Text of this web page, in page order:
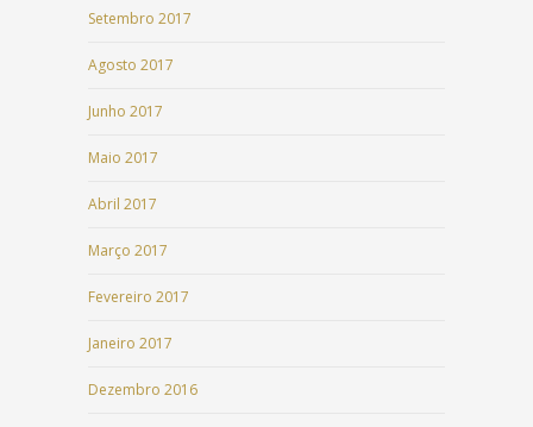
Setembro 2017
Agosto 2017
Junho 2017
Maio 2017
Abril 2017
Março 2017
Fevereiro 2017
Janeiro 2017
Dezembro 2016